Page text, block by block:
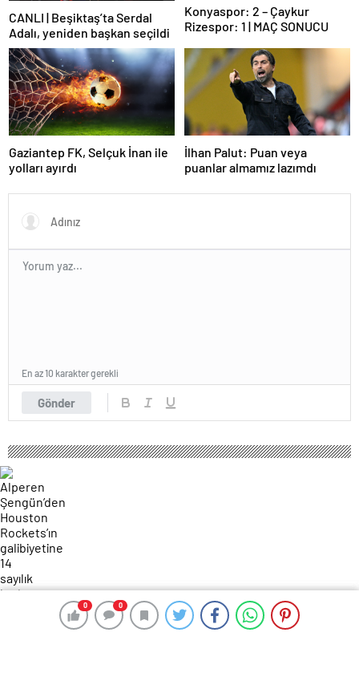
0 0
CANLI | Beşiktaş’ta Serdal
Adalı, yeniden başkan seçildi
Konyaspor: 2 – Çaykur
Rizespor: 1 | MAÇ SONUCU
Gaziantep FK, Selçuk İnan ile
yolları ayırdı
İlhan Palut: Puan veya
puanlar almamız lazımdı
Gönder
En az 10 karakter gerekli
167 okunma
0 0